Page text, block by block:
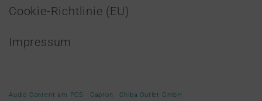
Cookie-Richtlinie (EU)
Impressum
Audio Content am POS Capron Chiba Outlet GmbH